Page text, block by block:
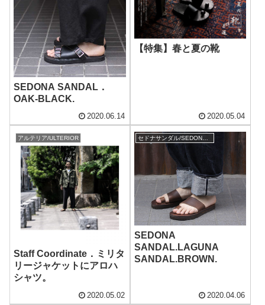
SEDONA SANDAL．
OAK-BLACK.
2020.06.14
【特集】春と夏の靴
2020.05.04
アルテリア/ULTERIOR
Staff Coordinate．ミリタ
リージャケットにアロハ
シャツ。
2020.05.02
SEDONA
SANDAL.LAGUNA
SANDAL.BROWN.
2020.04.06